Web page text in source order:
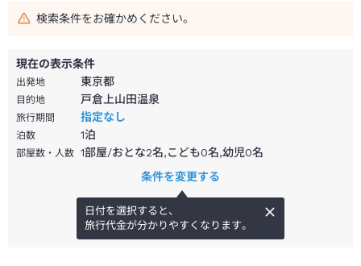
検索条件をお確かめください。
現在の表示条件
出発地 東京都
目的地 戸倉上山田温泉
旅行期間 指定なし
泊数 1泊
部屋数・人数 1部屋/おとな2名,こども0名,幼児0名
条件を変更する
日付を選択すると、
旅行代金が分かりやすくなります。